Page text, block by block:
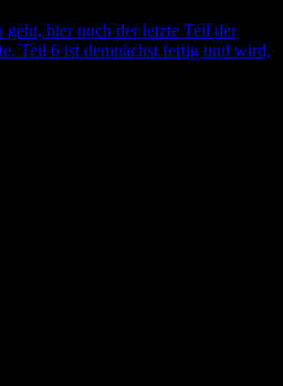
hier noch der letzte Teil der
Teil 6 ist demnächst fertig und wird,